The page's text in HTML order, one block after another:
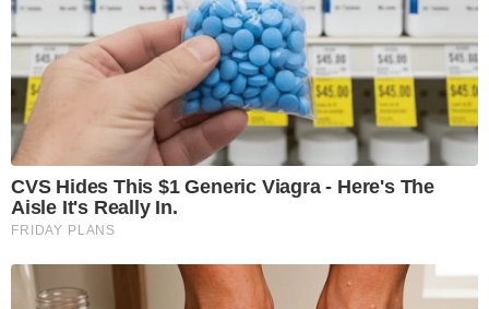
CVS Hides This $1 Generic Viagra - Here's The
Aisle It's Really In.
FRIDAY PLANS